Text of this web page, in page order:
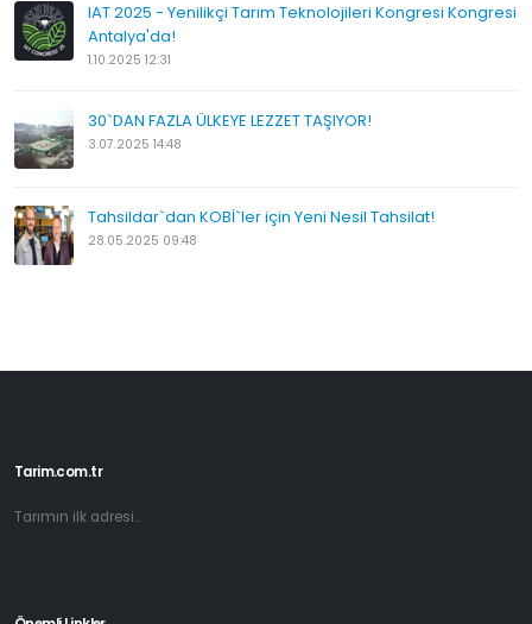
IAT 2025 - Yenilikçi Tarım Teknolojileri Kongresi Kongresi
Antalya'da!
1.10.2025 12:31
30`DAN FAZLA ÜLKEYE LEZZET TAŞIYOR!
3.07.2025 14:48
Tahsildar`dan KOBİ`ler için Yeni Nesil Tahsilat!
28.05.2025 09:48
Tarim.com.tr
Tarımın ilk adresi...